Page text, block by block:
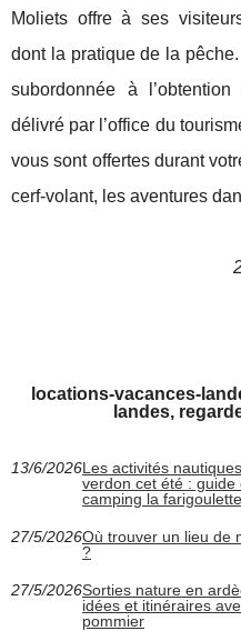
Moliets offre à ses
dont la pratique de la
subordonnée à l’obtention
délivré par l’office du
vous sont offertes durant
cerf-volant, les aventures
locations-vacances-
landes,
13/6/2026Les activités
verdon cet été : guide
camping la farigoulette
27/5/2026Où trouver un lieu de
?
27/5/2026Sorties nature en
idées et itinéraires
pommier